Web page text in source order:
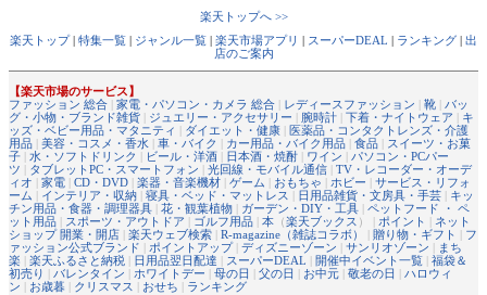
楽天トップへ >>
楽天トップ| 特集一覧 | ジャンル一覧 | 楽天市場アプリ | スーパーDEAL | ランキング | 出
店のご案内
【楽天市場のサービス】
ファッション 総合 | 家電・パソコン・カメラ 総合 | レディースファッション | 靴 | バッ
グ・小物・ブランド雑貨 | ジュエリー・アクセサリー | 腕時計 | 下着・ナイトウェア | キ
ッズ・ベビー用品・マタニティ | ダイエット・健康 | 医薬品・コンタクトレンズ・介護
用品 | 美容・コスメ・香水 | 車・バイク | カー用品・バイク用品 | 食品 | スイーツ・お菓
子 | 水・ソフトドリンク | ビール・洋酒 | 日本酒・焼酎 | ワイン | パソコン・PCパー
ツ | タブレットPC・スマートフォン | 光回線・モバイル通信 | TV・レコーダー・オーデ
ィオ | 家電 | CD・DVD | 楽器・音楽機材 | ゲーム | おもちゃ | ホビー | サービス・リフォ
ーム | インテリア・収納 | 寝具・ベッド・マットレス | 日用品雑貨・文房具・手芸 | キッ
チン用品・食器・調理器具 | 花・観葉植物 | ガーデン・DIY・工具 | ペットフード ・ ペ
ット用品 | スポーツ・アウトドア | ゴルフ用品 | 本 （楽天ブックス ） | ポイント | ネット
ショップ 開業・開店 | 楽天ウェブ検索 | R-magazine（雑誌コラボ） | 贈り物・ギフト | フ
ァッション公式ブランド | ポイントアップ| ディズニーゾーン | サンリオゾーン | まち
楽 | 楽天ふるさと納税 | 日用品翌日配達 | スーパーDEAL | 開催中イベント一覧 | 福袋＆
初売り | バレンタイン | ホワイトデー | 母の日 | 父の日 | お中元 | 敬老の日 | ハロウィ
ン | お歳暮 | クリスマス | おせち | ランキング